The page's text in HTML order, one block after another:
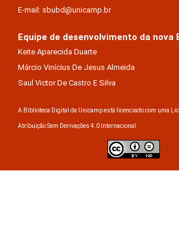
E-mail: sbubd@unicamp.br
Equipe de desenvolvimento da nova
Keite Aparecida Duarte
Márcio Vinícius De Jesus Almeida
Saul Victor De Castro E Silva
A Biblioteca Digital da Unicamp está licenciado com uma
Atribuição Sem Derivações 4.0 Internacional